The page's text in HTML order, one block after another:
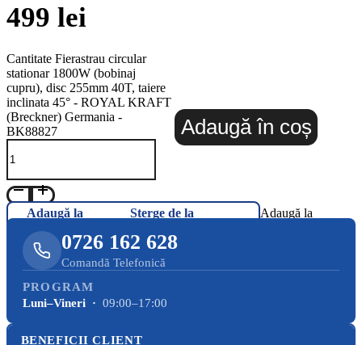
499 lei
Cantitate Fierastrau circular
stationar 1800W (bobinaj
cupru), disc 255mm 40T, taiere
inclinata 45° - ROYAL KRAFT
(Breckner) Germania -
BK88827
Adaugă în coș
Adaugă la
Șterge de la
Adaugă la
0726 162 628
Comandă Telefonică
PROGRAM
Luni–Vineri · 09:00–17:00
BENEFICII CLIENT